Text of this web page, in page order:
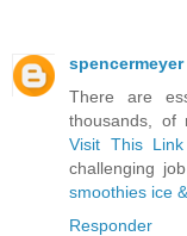
spencermeyer
There are
thousands, of
Visit This Link
challenging job
smoothies ice
Responder